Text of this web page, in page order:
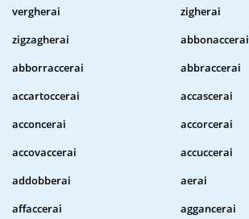
vergherai
zigherai
zigzagherai
abbonaccerai
abborraccerai
abbraccerai
accartoccerai
accascerai
acconcerai
accorcerai
accovaccerai
accuccerai
addobberai
aerai
affaccerai
aggancerai